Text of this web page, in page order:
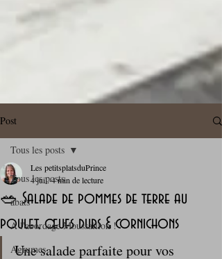
Post
Tous les posts
abats
A l'abordage Moussaillon !
Agrumes
Tous les posts
🥗 Salade de pommes de terre au
poulet, œufs durs & cornichons
Les petitsplatsduPrince
4 juil.4 min de lecture
Une salade parfaite pour vos